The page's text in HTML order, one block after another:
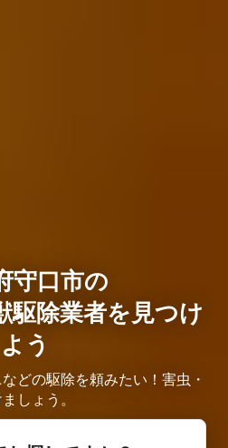
守口市の
駆除業者を見つけ
よう
どの駆除を頼みたい！害虫・
しょう。